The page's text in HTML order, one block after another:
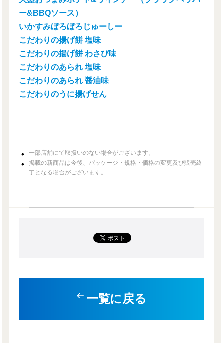
ー&BBQソース）
いかすみぼろぼろじゅーしー
こだわりの揚げ餅 塩味
こだわりの揚げ餅 わさび味
こだわりのあられ 塩味
こだわりのあられ 醤油味
こだわりのうに揚げせん
一部店舗にて取扱いのない場合がございます。
掲載の新商品は今後、パッケージ・規格・価格の変更及び販売終
了となる場合がございます。
一覧に戻る